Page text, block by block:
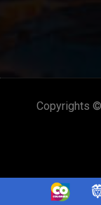
Copyrights